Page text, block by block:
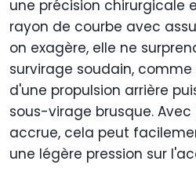
une précision chirurgicale
rayon de courbe avec
on exagère, elle ne
survirage soudain,
d'une propulsion arrière
sous-virage brusque.
accrue, cela peut
une légère pression sur